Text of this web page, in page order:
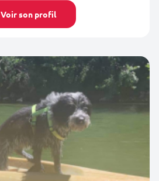
Voir son profil